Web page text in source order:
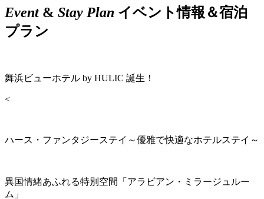
Event& Stay Plan イベント情報＆宿泊
プラン
舞浜ビューホテル by HULIC 誕生！
<
ハース・ファンタジーステイ～優雅で快適なホテルステイ～
異国情緒あふれる特別空間「アラビアン・ミラージュルー
ム」